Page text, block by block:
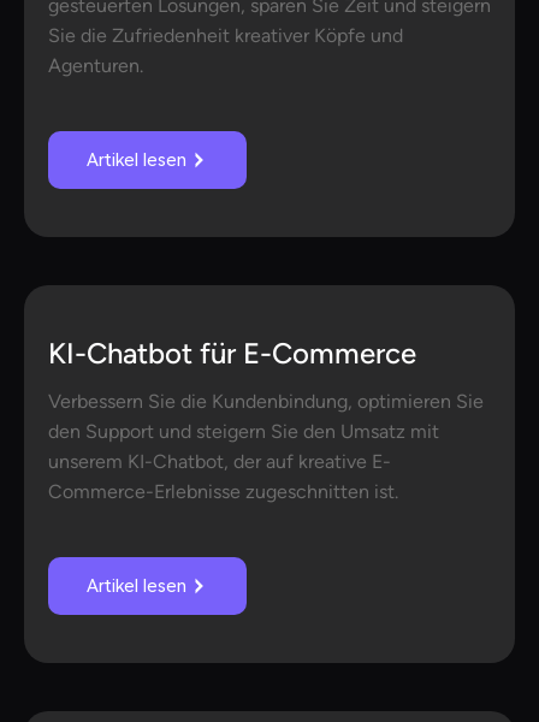
gesteuerten Lösungen, sparen Sie Zeit und steigern
Sie die Zufriedenheit kreativer Köpfe und
Agenturen.
Artikel lesen
KI-Chatbot für E-Commerce
Verbessern Sie die Kundenbindung, optimieren Sie
den Support und steigern Sie den Umsatz mit
unserem KI-Chatbot, der auf kreative E-
Commerce-Erlebnisse zugeschnitten ist.
Artikel lesen